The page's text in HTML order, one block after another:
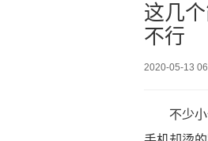
这几
不行
2020-05-13
不少